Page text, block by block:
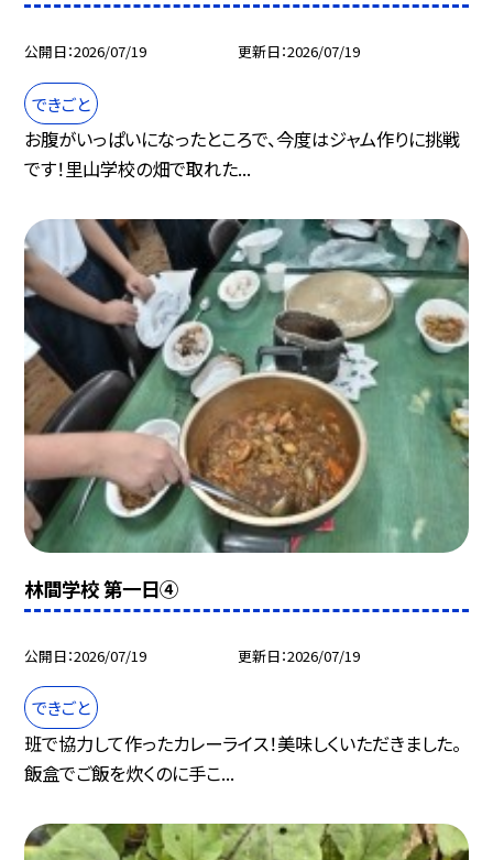
公開日 2026/07/19 更新日 2026/07/19
できごと
お腹がいっぱいになったところで、今度はジャム作りに挑戦
です！里山学校の畑で取れた...
林間学校 第一日④
公開日 2026/07/19 更新日 2026/07/19
できごと
班で協力して作ったカレーライス！美味しくいただきました。
飯盒でご飯を炊くのに手こ...